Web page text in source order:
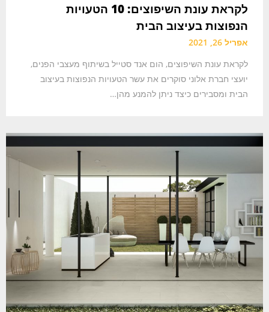
לקראת עונת השיפוצים: 10 הטעויות
הנפוצות בעיצוב הבית
אפריל 26, 2021
לקראת עונת השיפוצים, הום אנד סטייל בשיתוף מעצבי הפנים,
יועצי חברת אלוני סוקרים את עשר הטעויות הנפוצות בעיצוב
הבית ומסבירים כיצד ניתן להמנע מהן…